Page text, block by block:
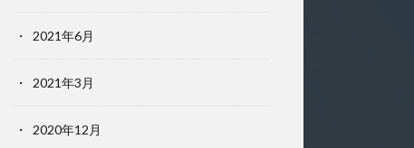
2021年6月
2021年3月
2020年12月